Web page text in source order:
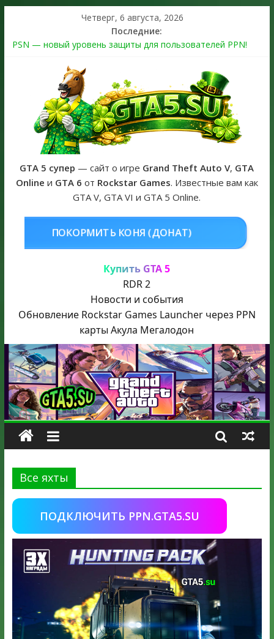
Четверг, 6 августа, 2026
Последние:
PSN — новый уровень защиты для пользователей PPN!
The Kortz Center Heist выйдет в GTA Online уже 14 июля
Регистрация в Rockstar Games Social Club ошибка #1.500.7:
как зарегистрировать аккаунт и войти без проблем в 2026
Получайте особые награды в GTA Online по программе
Fine Art Collector
GTA 6 официальная обложка игры и Предзаказ Grand Theft
Auto VI
GTA 5 супер — сайт о игре Grand Theft Auto V, GTA
Online и GTA 6 от Rockstar Games. Известные вам как
GTA V, GTA VI и GTA 5 Online.
(ДОНАТ) КУПИТЬ GTA 5
Купить GTA 5
RDR 2
Новости и события
Обновление Rockstar Games Launcher через PPN
карты Акула Мегалодон
Все яхты
ПОДКЛЮЧИТЬ PPN.GTA5.SU